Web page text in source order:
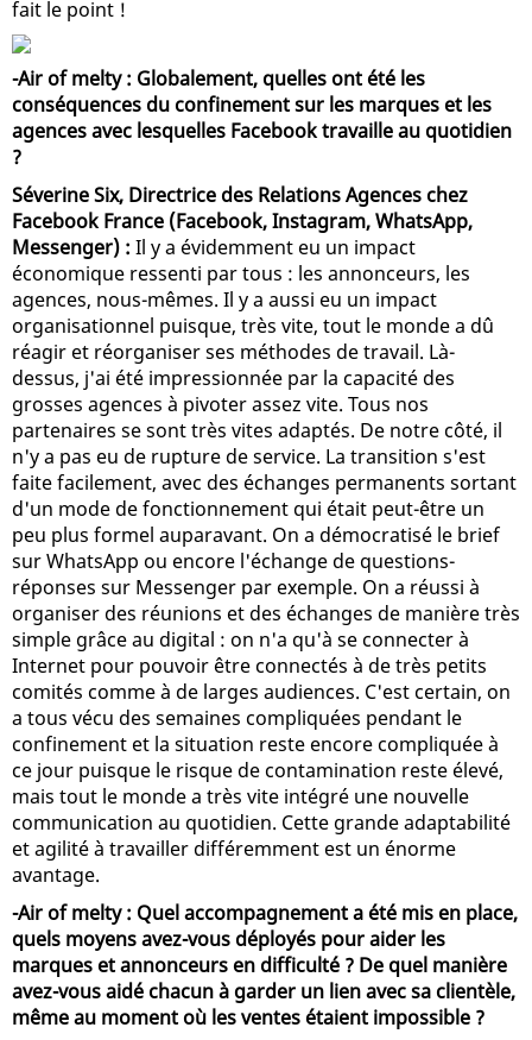
fait le point !
-Air of melty : Globalement, quelles ont été les
conséquences du confinement sur les marques et les
agences avec lesquelles Facebook travaille au quotidien
?
Séverine Six, Directrice des Relations Agences chez
Facebook France (Facebook, Instagram, WhatsApp,
Messenger) : Il y a évidemment eu un impact
économique ressenti par tous : les annonceurs, les
agences, nous-mêmes. Il y a aussi eu un impact
organisationnel puisque, très vite, tout le monde a dû
réagir et réorganiser ses méthodes de travail. Là-
dessus, j'ai été impressionnée par la capacité des
grosses agences à pivoter assez vite. Tous nos
partenaires se sont très vites adaptés. De notre côté, il
n'y a pas eu de rupture de service. La transition s'est
faite facilement, avec des échanges permanents sortant
d'un mode de fonctionnement qui était peut-être un
peu plus formel auparavant. On a démocratisé le brief
sur WhatsApp ou encore l'échange de questions-
réponses sur Messenger par exemple. On a réussi à
organiser des réunions et des échanges de manière très
simple grâce au digital : on n'a qu'à se connecter à
Internet pour pouvoir être connectés à de très petits
comités comme à de larges audiences. C'est certain, on
a tous vécu des semaines compliquées pendant le
confinement et la situation reste encore compliquée à
ce jour puisque le risque de contamination reste élevé,
mais tout le monde a très vite intégré une nouvelle
communication au quotidien. Cette grande adaptabilité
et agilité à travailler différemment est un énorme
avantage.
-Air of melty : Quel accompagnement a été mis en place,
quels moyens avez-vous déployés pour aider les
marques et annonceurs en difficulté ? De quel manière
avez-vous aidé chacun à garder un lien avec sa clientèle,
même au moment où les ventes étaient impossible ?